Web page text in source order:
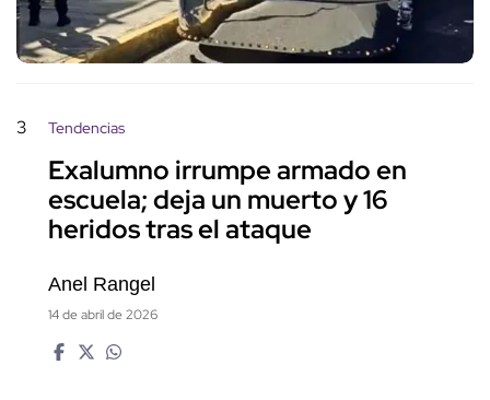
3 Tendencias
Exalumno irrumpe armado en
escuela; deja un muerto y 16
heridos tras el ataque
Anel Rangel
14 de abril de 2026